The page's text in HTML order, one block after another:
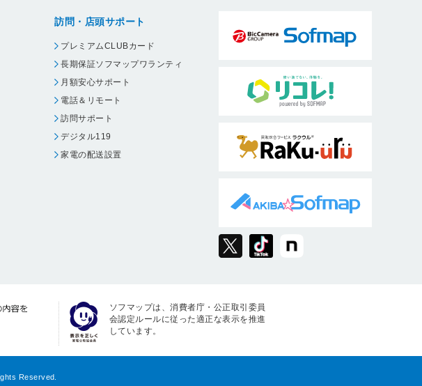
訪問・店頭サポート
プレミアムCLUBカード
長期保証ソフマップワランティ
月額安心サポート
電話＆リモート
訪問サポート
デジタル119
家電の配送設置
ソフマップは、消費者庁・公正取引委員
会認定ルールに従った適正な表示を推進
しています。
Reserved.